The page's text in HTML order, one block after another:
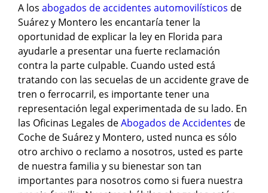
A los abogados de accidentes automovilísticos de
Suárez y Montero les encantaría tener la
oportunidad de explicar la ley en Florida para
ayudarle a presentar una fuerte reclamación
contra la parte culpable. Cuando usted está
tratando con las secuelas de un accidente grave de
tren o ferrocarril, es importante tener una
representación legal experimentada de su lado. En
las Oficinas Legales deAbogados de Accidentes de
Coche de Suárez y Montero, usted nunca es sólo
otro archivo o reclamo a nosotros, usted es parte
de nuestra familia y su bienestar son tan
importantes para nosotros como si fuera nuestra